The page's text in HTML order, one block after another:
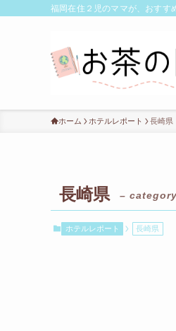
福岡在住２児のママが、おすす
ホーム ホテルレポート 長崎県
長崎県 –
ホテルレポート 長崎県